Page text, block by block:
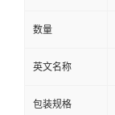
数量
英文名称
包装规格